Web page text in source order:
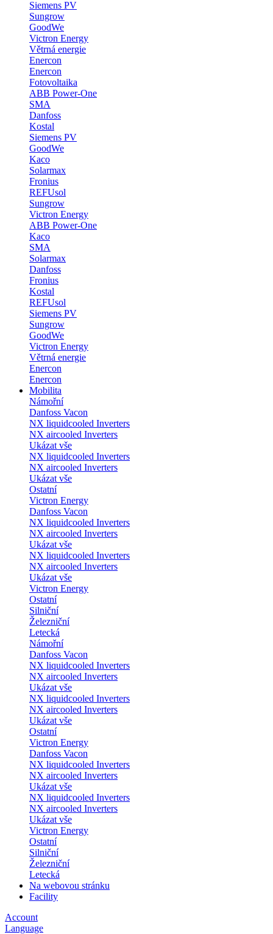
Siemens PV
Sungrow
GoodWe
Victron Energy
Větrná energie
Enercon
Enercon
Fotovoltaika
ABB Power-One
SMA
Danfoss
Kostal
Siemens PV
GoodWe
Kaco
Solarmax
Fronius
REFUsol
Sungrow
Victron Energy
ABB Power-One
Kaco
SMA
Solarmax
Danfoss
Fronius
Kostal
REFUsol
Siemens PV
Sungrow
GoodWe
Victron Energy
Větrná energie
Enercon
Enercon
Mobilita
Námořní
Danfoss Vacon
NX liquidcooled Inverters
NX aircooled Inverters
Ukázat vše
NX liquidcooled Inverters
NX aircooled Inverters
Ukázat vše
Ostatní
Victron Energy
Danfoss Vacon
NX liquidcooled Inverters
NX aircooled Inverters
Ukázat vše
NX liquidcooled Inverters
NX aircooled Inverters
Ukázat vše
Victron Energy
Ostatní
Silniční
Železniční
Letecká
Námořní
Danfoss Vacon
NX liquidcooled Inverters
NX aircooled Inverters
Ukázat vše
NX liquidcooled Inverters
NX aircooled Inverters
Ukázat vše
Ostatní
Victron Energy
Danfoss Vacon
NX liquidcooled Inverters
NX aircooled Inverters
Ukázat vše
NX liquidcooled Inverters
NX aircooled Inverters
Ukázat vše
Victron Energy
Ostatní
Silniční
Železniční
Letecká
Na webovou stránku
Facility
Account
Language